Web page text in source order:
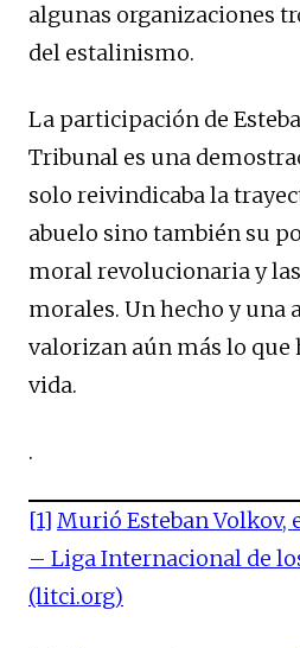
algunas organizaciones
del estalinismo.
La participación de
Tribunal es una
solo reivindicaba la
abuelo sino también su
moral revolucionaria y
morales. Un hecho y una
valorizan aún más lo que
vida.
.
[1] Murió Esteban Volkov,
– Liga Internacional de
(litci.org)